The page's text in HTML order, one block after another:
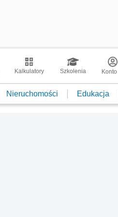
Kalkulatory Szkolenia Konto
Nieruchomości Edukacja